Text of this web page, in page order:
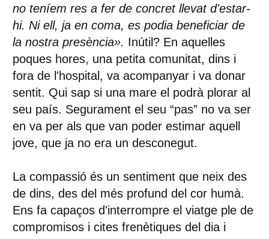
no teníem res a fer de concret llevat d'estar-
hi. Ni ell, ja en coma, es podia beneficiar de
la nostra presència». Inútil? En aquelles
poques hores, una petita comunitat, dins i
fora de l'hospital, va acompanyar i va donar
sentit. Qui sap si una mare el podrà plorar al
seu país. Segurament el seu “pas” no va ser
en va per als que van poder estimar aquell
jove, que ja no era un desconegut.
La compassió és un sentiment que neix des
de dins, des del més profund del cor humà.
Ens fa capaços d'interrompre el viatge ple de
compromisos i cites frenètiques del dia i